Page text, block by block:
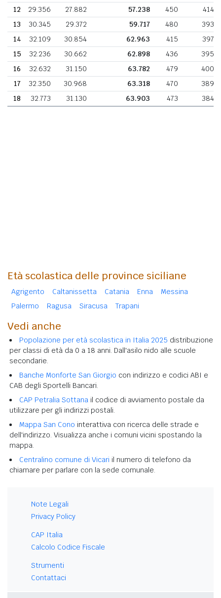
12
29.356 27.882 57.238 450
414
13
30.345 29.372 59.717 480
393
14
32.109 30.854 62.963 415
397
15
32.236 30.662 62.898 436
395
16
32.632 31.150 63.782 479
400
17
32.350 30.968 63.318 470
389
18
32.773 31.130 63.903 473 384
Età scolastica delle province siciliane
Agrigento Caltanissetta Catania Enna
Messina
Palermo
Ragusa Siracusa Trapani
Vedi anche
Popolazione per età scolastica in Italia 2025 distribuzione
per classi di età da 0 a 18 anni. Dall'asilo nido alle scuole
secondarie.
Banche Monforte San Giorgio con indirizzo e codici ABI e
CAB degli Sportelli Bancari.
CAP Petralia Sottana il codice di avviamento postale da
utilizzare per gli indirizzi postali.
Mappa San Cono interattiva con ricerca delle strade e
dell'indirizzo. Visualizza anche i comuni vicini spostando la
mappa.
Centralino comune di Vicari il numero di telefono da
chiamare per parlare con la sede comunale.
Note Legali
Privacy Policy
CAP Italia
Calcolo Codice Fiscale
Strumenti
Contattaci